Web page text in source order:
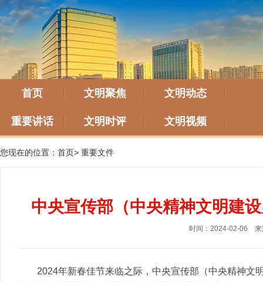
首页 文明聚焦 文明动态
重要讲话 文明时评 文明视频
您现在的位置： 首页> 重要文件
中央宣传部（中央精神文明建
时间：2024-02-06
2024年新春佳节来临之际，中央宣传部（中央精神文